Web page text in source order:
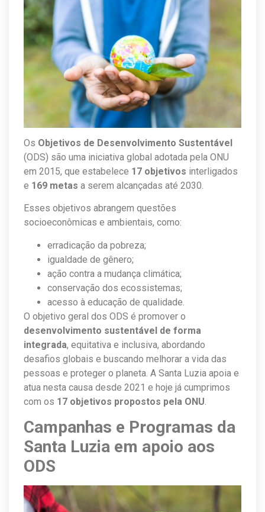
Os Objetivos de Desenvolvimento Sustentável
(ODS) são uma iniciativa global adotada pela ONU
em 2015, que estabelece 17 objetivos interligados
e 169 metas a serem alcançadas até 2030.
Esses objetivos abrangem questões
socioeconômicas e ambientais, como:
erradicação da pobreza;
igualdade de gênero;
ação contra a mudança climática;
conservação dos ecossistemas;
acesso à educação de qualidade.
O objetivo geral dos ODS é promover o
desenvolvimento sustentável de forma
integrada, equitativa e inclusiva, abordando
desafios globais e buscando melhorar a vida das
pessoas e proteger o planeta. A Santa Luzia apoia e
atua nesta causa desde 2021 e hoje já cumprimos
com os 17 objetivos propostos pela ONU
Campanhas e Programas da
Santa Luzia em apoio aos
ODS